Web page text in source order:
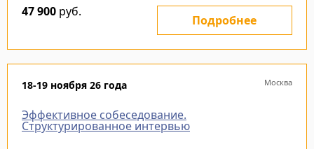
47 900 руб.
Подробнее
18-19 ноября 26 года Москва
Эффективное собеседование.
Структурированное интервью